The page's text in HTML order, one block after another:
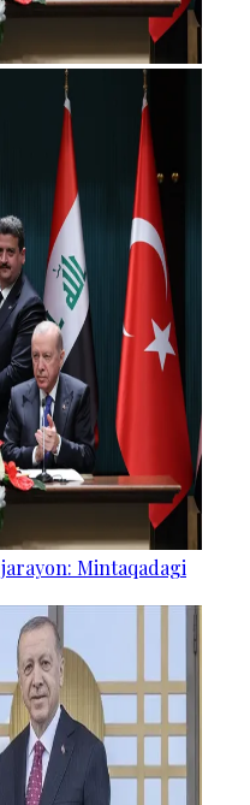
Mintaqadagi